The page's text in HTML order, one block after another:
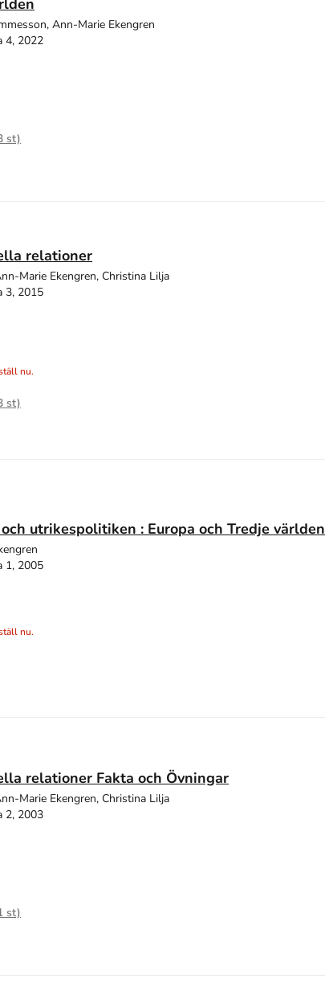
Ann-Marie Ekengren
4, 2022
st)
relationer
Marie Ekengren, Christina Lilja
3, 2015
nu.
st)
utrikespolitiken : Europa och Tredje världen
1, 2005
nu.
relationer Fakta och Övningar
Marie Ekengren, Christina Lilja
2, 2003
st)